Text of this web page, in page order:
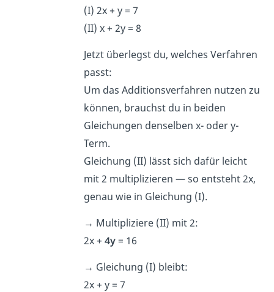
(I) 2x + y = 7
(II) x + 2y = 8
Jetzt überlegst du, welches Verfahren
passt:
Um das Additionsverfahren nutzen zu
können, brauchst du in beiden
Gleichungen denselben x- oder y-
Term.
Gleichung (II) lässt sich dafür leicht
mit 2 multiplizieren — so entsteht 2x,
genau wie in Gleichung (I).
→ Multipliziere (II) mit 2:
2x +4y= 16
→ Gleichung (I) bleibt:
2x + y = 7